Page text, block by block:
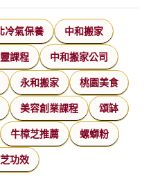
冷氣保養 中和搬家
課程 中和搬家公司
永和搬家 桃園美食
美容創業課程 頌缽
牛樟芝推薦 螺螄粉
功效